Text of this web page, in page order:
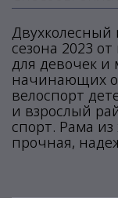
Двухколесный
сезона 2023
для девочек и
начинающих
велоспорт
и взрослый
спорт. Рама
прочная,